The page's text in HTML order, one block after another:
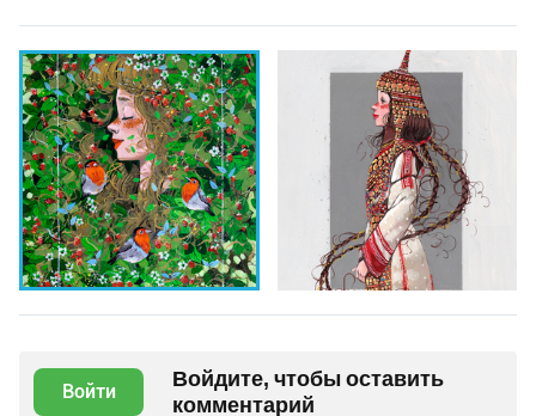
Войти
Войдите, чтобы оставить
комментарий